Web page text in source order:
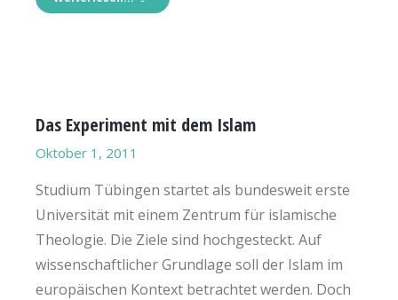
Das Experiment mit dem Islam
Oktober 1, 2011
Studium Tübingen startet als bundesweit erste
Universität mit einem Zentrum für islamische
Theologie. Die Ziele sind hochgesteckt. Auf
wissenschaftlicher Grundlage soll der Islam im
europäischen Kontext betrachtet werden. Doch